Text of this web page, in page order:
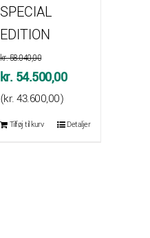
SPECIAL
EDITION
kr.58.040,00
Den
oprindelige
pris
kr. 54.500,00Den
pris
(kr.43.600,00)
Tilføj til kurv Detaljer